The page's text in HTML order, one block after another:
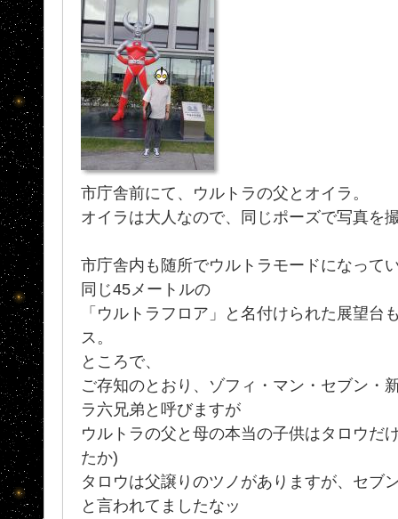
市庁舎前にて、ウルトラの父とオイラ。
オイラは大人なので、同じポーズで写真を
市庁舎内も随所でウルトラモードになって
同じ45メートルの
「ウルトラフロア」と名付けられた展望台
ス。
ところで、
ご存知のとおり、ゾフィ・マン・セブン・
ラ六兄弟と呼びますが
ウルトラの父と母の本当の子供はタロウだ
たか)
タロウは父譲りのツノがありますが、セブ
と言われてましたなッ